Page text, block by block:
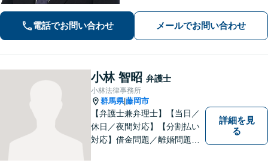
そして大胆に、オーダーメイドの弁護
を展開します【高崎駅徒歩15分】
電話でお問い合わせ メールでお問い合わせ
小林 智昭 弁護士
小林法律事務所
群馬県|藤岡市
【弁護士兼弁理士】【当日／
休日／夜間対応】【分割払い
対応】借金問題／離婚問題／
詳細を見
る